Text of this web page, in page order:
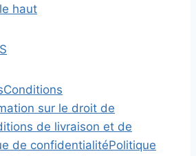
haut
Conditions
sur le droit de
de livraison et de
de confidentialitéPolitique